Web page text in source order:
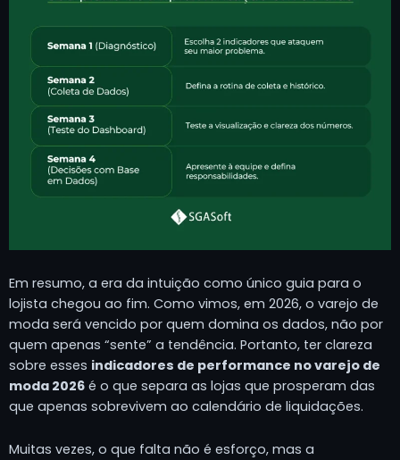
Em resumo, a era da intuição como único guia para o
lojista chegou ao fim. Como vimos, em 2026, o varejo de
moda será vencido por quem domina os dados, não por
quem apenas “sente” a tendência. Portanto, ter clareza
sobre esses indicadores de performance no varejo de
moda 2026 é o que separa as lojas que prosperam das
que apenas sobrevivem ao calendário de liquidações.
Muitas vezes, o que falta não é esforço, mas a